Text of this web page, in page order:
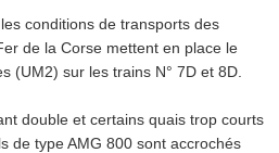
conditions de transports des
de la Corse mettent en place le
(UM2) sur les trains N° 7D et 8D.
double et certains quais trop courts
de type AMG 800 sont accrochés